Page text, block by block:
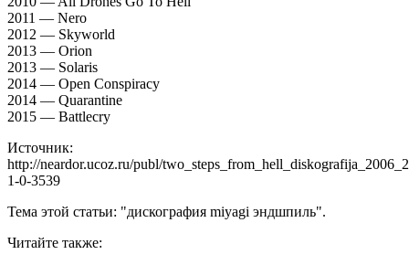
2011 — Nero
2012 — Skyworld
2013 — Orion
2013 — Solaris
2014 — Open Conspiracy
2014 — Quarantine
2015 — Battlecry
Источник:
http://neardor.ucoz.ru/publ/
1-0-3539
Тема этой статьи: "дискография miyagi эндшпиль".
Читайте также: